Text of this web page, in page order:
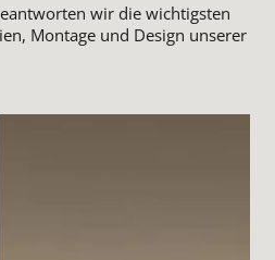
wir die wichtigsten
Montage und Design unserer